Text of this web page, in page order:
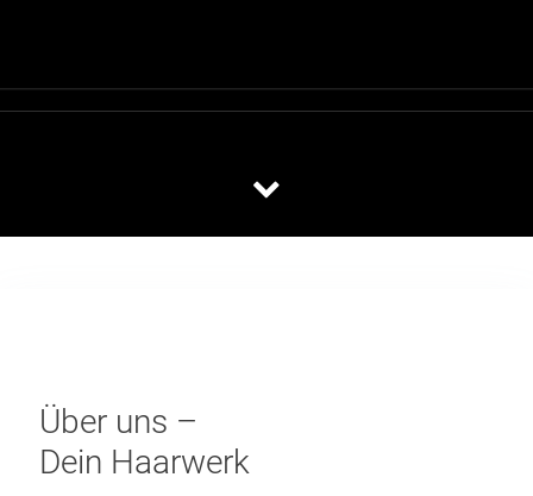
Über uns –
Dein Haarwerk